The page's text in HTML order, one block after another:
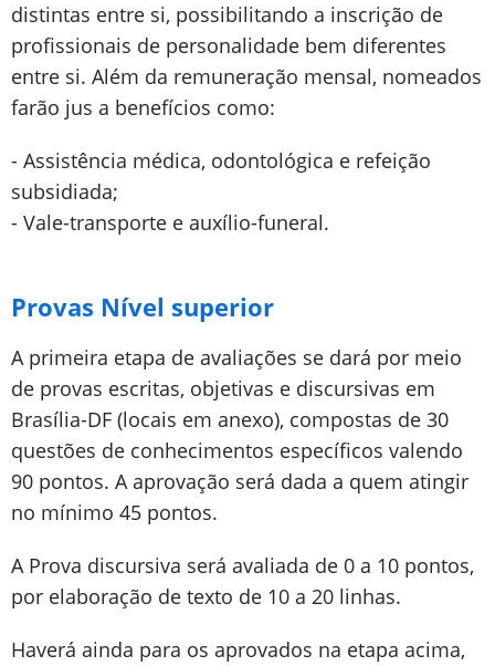
distintas entre si, possibilitando a inscrição de
profissionais de personalidade bem diferentes
entre si. Além da remuneração mensal, nomeados
farão jus a benefícios como:
- Assistência médica, odontológica e refeição
subsidiada;
- Vale-transporte e auxílio-funeral.
Provas Nível superior
A primeira etapa de avaliações se dará por meio
de provas escritas, objetivas e discursivas em
Brasília-DF (locais em anexo), compostas de 30
questões de conhecimentos específicos valendo
90 pontos. A aprovação será dada a quem atingir
no mínimo 45 pontos.
A Prova discursiva será avaliada de 0 a 10 pontos,
por elaboração de texto de 10 a 20 linhas.
Haverá ainda para os aprovados na etapa acima,